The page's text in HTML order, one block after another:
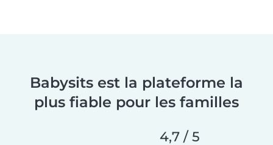
Babysits est la plateforme la
plus fiable pour les familles
4,7 / 5